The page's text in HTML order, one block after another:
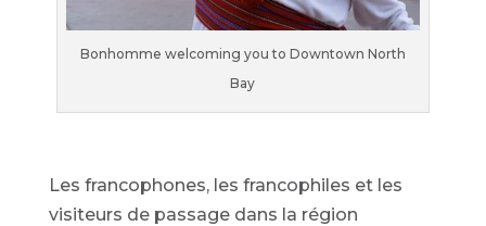
Bonhomme welcoming you to Downtown North
Bay
Les francophones, les francophiles et les
visiteurs de passage dans la région